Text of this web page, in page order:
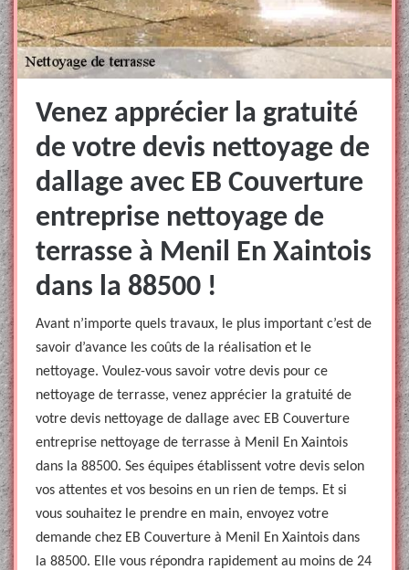
Venez apprécier la gratuité
de votre devis nettoyage de
dallage avec EB Couverture
entreprise nettoyage de
terrasse à Menil En Xaintois
dans la 88500 !
Avant n’importe quels travaux, le plus important c’est de
savoir d’avance les coûts de la réalisation et le
nettoyage. Voulez-vous savoir votre devis pour ce
nettoyage de terrasse, venez apprécier la gratuité de
votre devis nettoyage de dallage avec EB Couverture
entreprise nettoyage de terrasse à Menil En Xaintois
dans la 88500. Ses équipes établissent votre devis selon
vos attentes et vos besoins en un rien de temps. Et si
vous souhaitez le prendre en main, envoyez votre
demande chez EB Couverture à Menil En Xaintois dans
la 88500. Elle vous répondra rapidement au moins de 24